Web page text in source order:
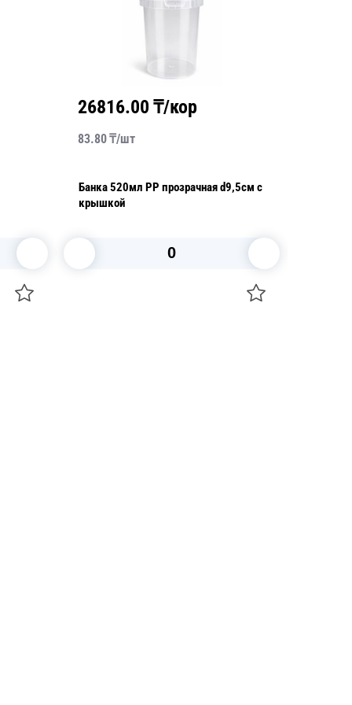
26816.00 ₸/кор
83.80₸/шт
Банка 520мл PP прозрачная d9,5см с
крышкой